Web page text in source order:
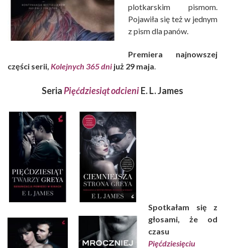
plotkarskim pismom.
Pojawiła się też w jednym
z pism dla panów.
Premiera najnowszej
części serii, Kolejnych 365 dni już 29 maja
SeriaPięćdziesiąt odcieniE. L. James
Spotkałam się z
głosami, że od
czasu
Pięćdziesięciu